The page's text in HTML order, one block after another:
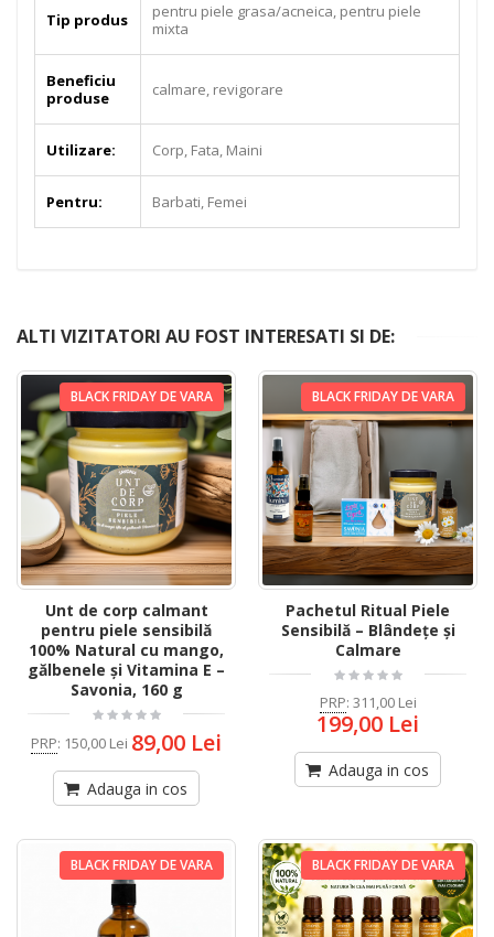
Tip produs
pentru piele grasa/acneica, pentru piele
mixta
Beneficiu
produse
calmare, revigorare
Utilizare: Corp, Fata, Maini
Pentru: Barbati, Femei
ALTI VIZITATORI AU FOST INTERESATI SI DE:
BLACK FRIDAY DE VARA
Unt de corp calmant
pentru piele sensibilă
100% Natural cu mango,
gălbenele și Vitamina E –
Savonia, 160 g
PRP: 150,00 Lei 89,00 Lei
Adauga in cos
BLACK FRIDAY DE VARA
Pachetul Ritual Piele
Sensibilă – Blândețe și
Calmare
PRP: 311,00 Lei
199,00 Lei
Adauga in cos
BLACK FRIDAY DE VARA BLACK FRIDAY DE VARA